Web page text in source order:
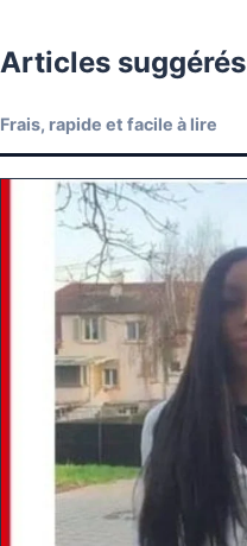
Articles suggérés
Frais, rapide et facile à lire